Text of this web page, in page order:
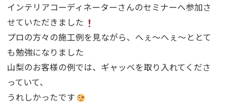
インテリアコーディネーターさんのセミナーへ参加さ
せていただきました
プロの方々の施工例を見ながら、へぇ～へぇ～ととて
も勉強になりました
山梨のお客様の例では、ギャッベを取り入れてくださ
っていて、
うれしかったです